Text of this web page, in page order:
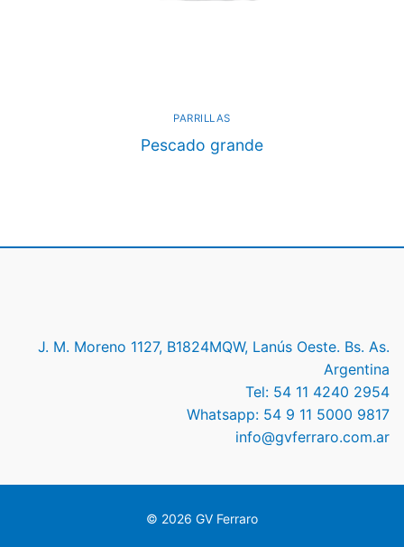
PARRILLAS
Pescado grande
J. M. Moreno 1127, B1824MQW, Lanús Oeste. Bs. As.
Argentina
Tel: 54 11 4240 2954
Whatsapp: 54 9 11 5000 9817
info@gvferraro.com.ar
© 2026 GV Ferraro